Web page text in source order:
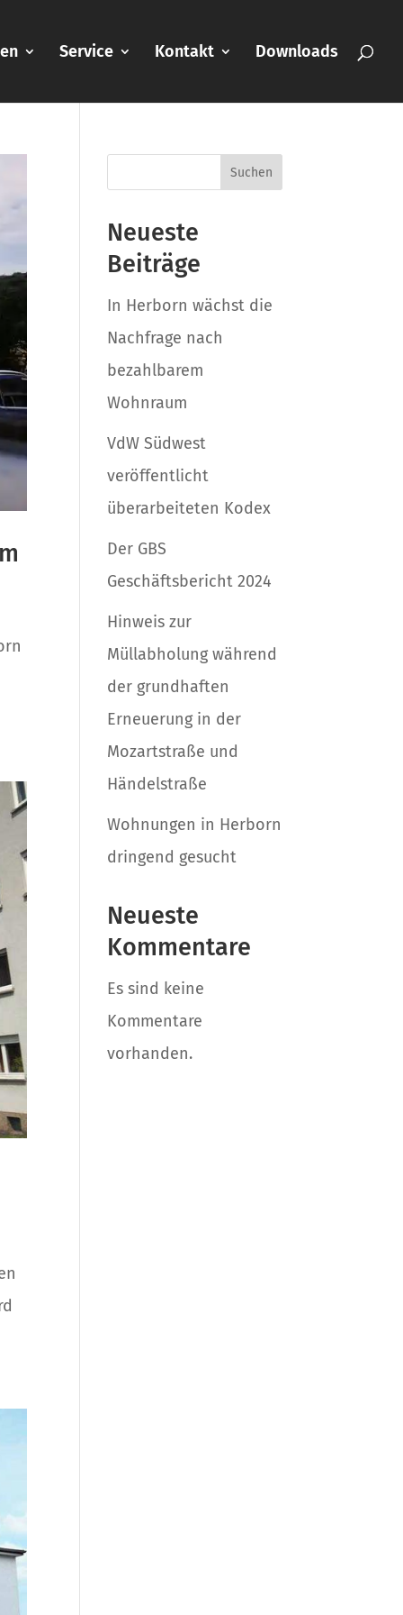
Service Kontakt Downloads
Suchen
Neueste
Beiträge
In Herborn wächst die
Nachfrage nach
bezahlbarem
Wohnraum
VdW Südwest
veröffentlicht
überarbeiteten Kodex
Der GBS
Geschäftsbericht 2024
Hinweis zur
Müllabholung während
der grundhaften
Erneuerung in der
Mozartstraße und
Händelstraße
Wohnungen in Herborn
dringend gesucht
Neueste
Kommentare
Es sind keine
Kommentare
vorhanden.